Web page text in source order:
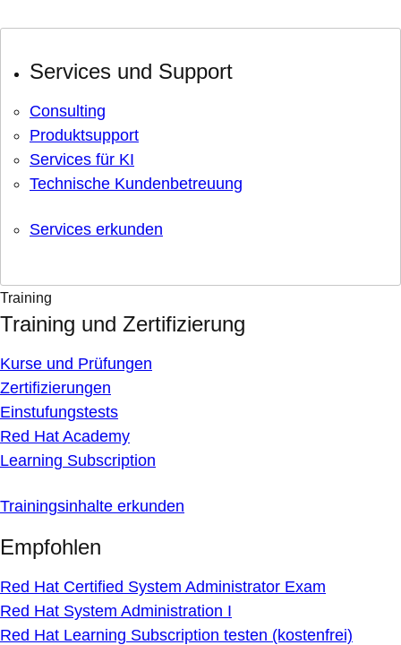
Services und Support
Consulting
Produktsupport
Services für KI
Technische Kundenbetreuung
Services erkunden
Training
Training und Zertifizierung
Kurse und Prüfungen
Zertifizierungen
Einstufungstests
Red Hat Academy
Learning Subscription
Trainingsinhalte erkunden
Empfohlen
Red Hat Certified System Administrator Exam
Red Hat System Administration I
Red Hat Learning Subscription testen (kostenfrei)